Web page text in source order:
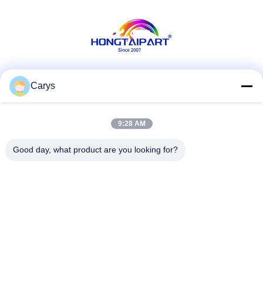
Carys
9:28 AM
Good day, what product are you looking for?